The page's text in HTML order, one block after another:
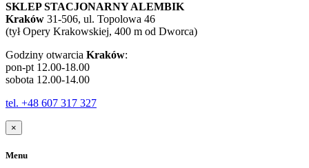
SKLEP STACJONARNY ALEMBIK
Kraków 31-506, ul. Topolowa 46
(tył Opery Krakowskiej, 400 m od Dworca)
Godziny otwarcia Kraków:
pon-pt 12.00-18.00
sobota 12.00-14.00
tel. +48 607 317 327
×
Menu